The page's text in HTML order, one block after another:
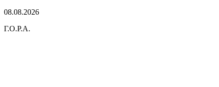
08.08.2026
Г.О.Р.А.